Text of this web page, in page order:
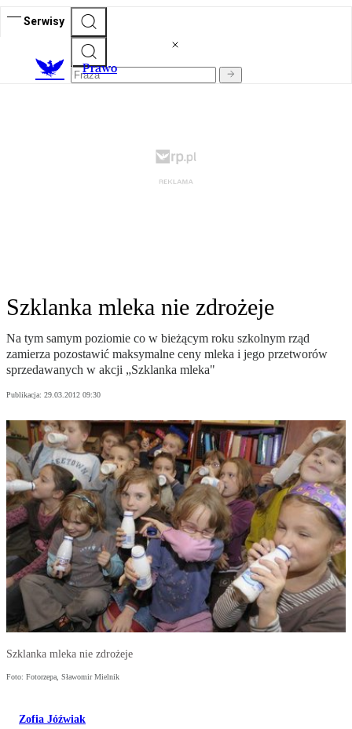
Serwisy
Prawo
Szklanka mleka nie zdrożeje
Na tym samym poziomie co w bieżącym roku szkolnym rząd
zamierza pozostawić maksymalne ceny mleka i jego przetworów
sprzedawanych w akcji „Szklanka mleka"
Publikacja: 29.03.2012 09:30
Szklanka mleka nie zdrożeje
Foto: Fotorzepa, Sławomir Mielnik
Zofia Jóźwiak